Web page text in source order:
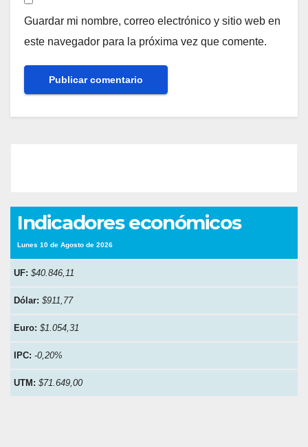
Guardar mi nombre, correo electrónico y sitio web en
este navegador para la próxima vez que comente.
Indicadores económicos
Lunes 10 de Agosto de 2026
UF: $40.846,11
Dólar: $911,77
Euro: $1.054,31
IPC: -0,20%
UTM: $71.649,00